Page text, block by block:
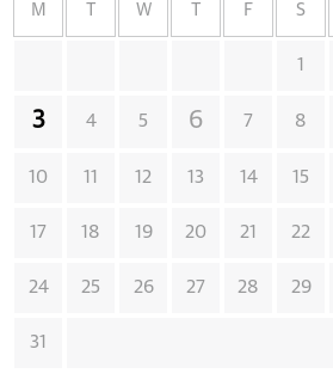
M W F S
1
3 4 5 6 7 8
10 11 12 13 14 15
17 18 19 20 21 22
24 25 26 27 28 29
31